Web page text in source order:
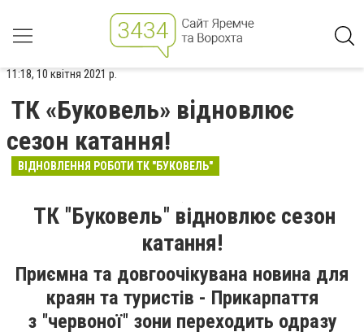
11:18, 10 квітня 2021 р.
ТК «Буковель» відновлює
сезон катання!
ВІДНОВЛЕННЯ РОБОТИ ТК "БУКОВЕЛЬ"
ТК "Буковель" відновлює сезон
катання!
Приємна та довгоочікувана новина для
краян та туристів - Прикарпаття
з "червоної"зони переходить одразу